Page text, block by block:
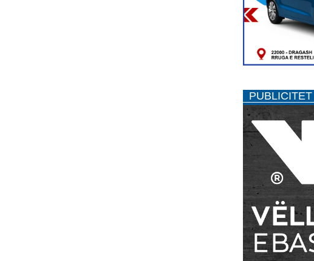
PUBLICITET